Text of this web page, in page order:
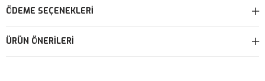
ÖDEME SEÇENEKLERI
ÜRÜN ÖNERILERI